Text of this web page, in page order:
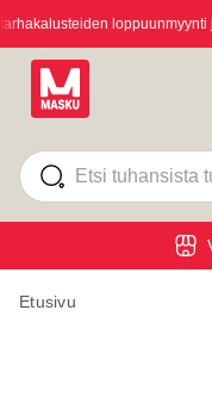
loppuunmyynti
Etusivu